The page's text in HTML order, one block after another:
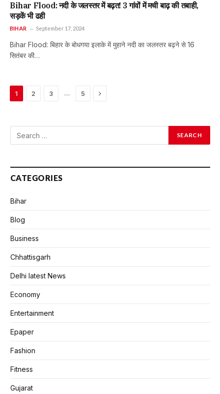
Bihar Flood: नदी के जलस्तर में बढ़त! 3 गांवों में मची बाढ़ की तबाही,
सड़कें भी ढही
BIHAR September 17, 2024
Bihar Flood: बिहार के बोधगया इलाके में मुहाने नदी का जलस्तर बढ़ने से 16
सितंबर की…
1 2 3 … 5 Next
CATEGORIES
Bihar
Blog
Business
Chhattisgarh
Delhi latest News
Economy
Entertainment
Epaper
Fashion
Fitness
Gujarat